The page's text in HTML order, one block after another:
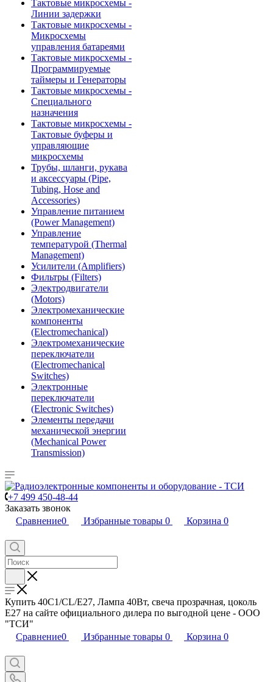
Тактовые микросхемы -
Линии задержки
Тактовые микросхемы -
Микросхемы
управления батареями
Тактовые микросхемы -
Программируемые
таймеры и Генераторы
Тактовые микросхемы -
Специального
назначения
Тактовые микросхемы -
Тактовые буферы и
управляющие
микросхемы
Трубы, шланги, рукава
и аксессуары (Pipe,
Tubing, Hose and
Accessories)
Управление питанием
(Power Management)
Управление
температурой (Thermal
Management)
Усилители (Amplifiers)
Фильтры (Filters)
Электродвигатели
(Motors)
Электромеханические
компоненты
(Electromechanical)
Электромеханические
переключатели
(Electromechanical
Switches)
Электронные
переключатели
(Electronic Switches)
Элементы передачи
механической энергии
(Mechanical Power
Transmission)
+7 499 450-48-44
Заказать звонок
Сравнение0 Избранные товары 0 Корзина 0
Купить 40C1/CL/E27, Лампа 40Вт, свеча прозрачная, цоколь
E27 на сайте официального дилера по выгодной цене - ООО
"ТСИ"
Сравнение0 Избранные товары 0 Корзина 0